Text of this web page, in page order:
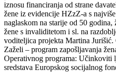
iznosu financiranja od strane
žene iz evidencije HZzZ-a s
naglaskom na starije od 50 godina,
žene s invaliditetom i sl. na
voditeljica projekta Martina
Zaželi – program zapošljavanja
Operativnog programa: Učinkoviti
sredstava Europskog socijalnog